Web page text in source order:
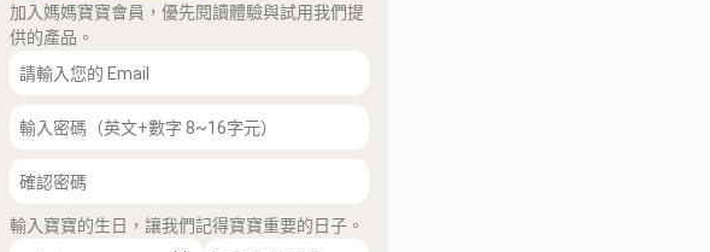
加入媽媽寶寶會員，優先閱讀體驗與試用我們提
供的產品。
輸入寶寶的生日，讓我們記得寶寶重要的日子。